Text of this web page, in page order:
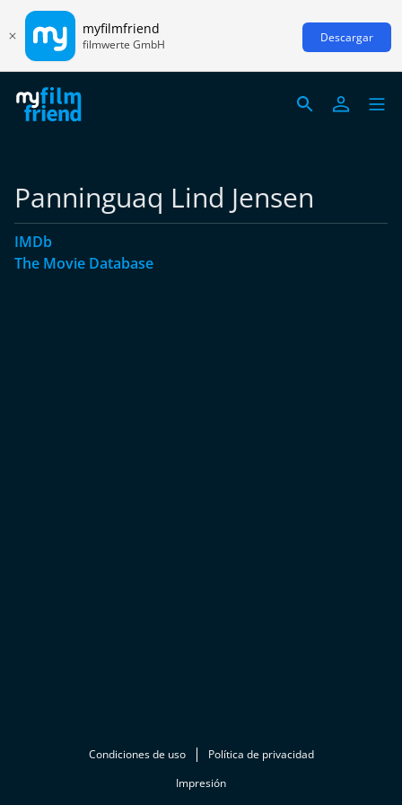
myfilmfriend
filmwerte GmbH Descargar
Panninguaq Lind Jensen
IMDb
The Movie Database
Condiciones de uso
Política de privacidad
Impresión